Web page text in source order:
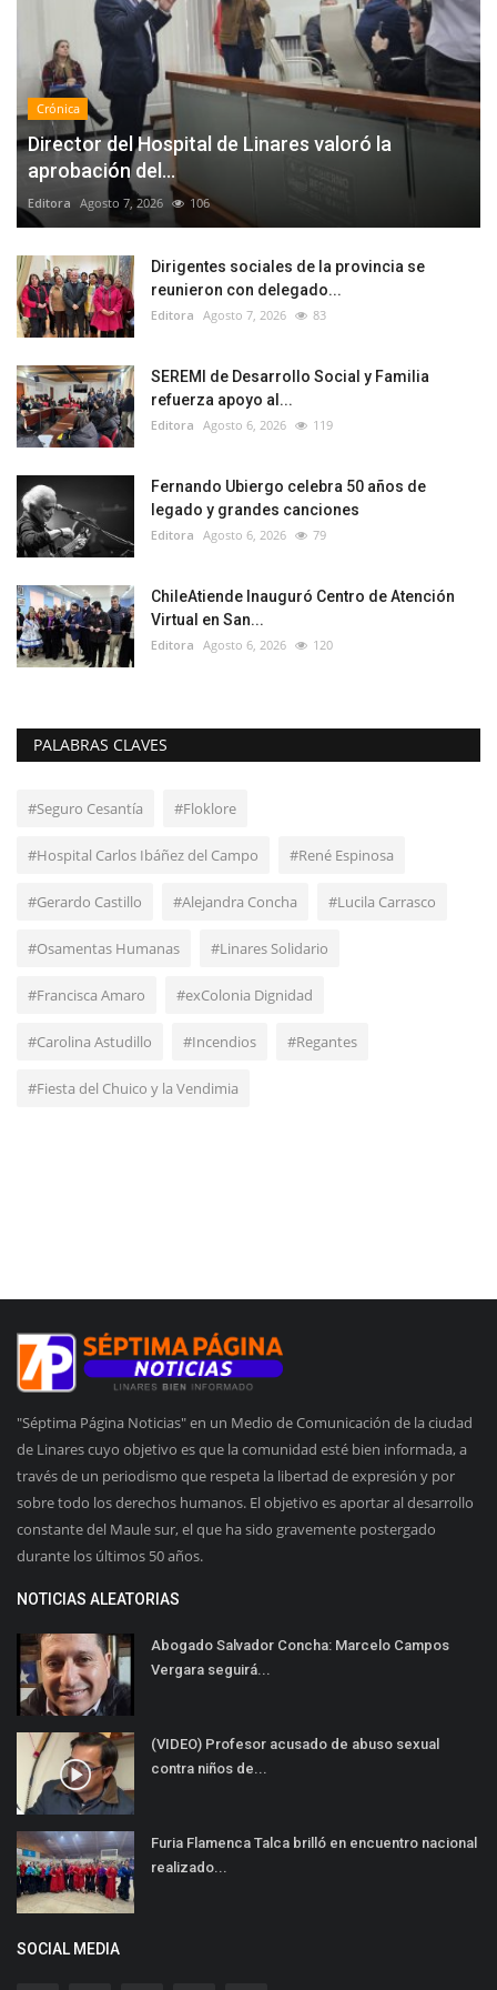
Crónica
Director del Hospital de Linares valoró la
aprobación del...
Editora Agosto 7, 2026 106
Dirigentes sociales de la provincia se
reunieron con delegado...
Editora Agosto 7, 2026 83
SEREMI de Desarrollo Social y Familia
refuerza apoyo al...
Editora Agosto 6, 2026 119
Fernando Ubiergo celebra 50 años de
legado y grandes canciones
Editora Agosto 6, 2026 79
ChileAtiende Inauguró Centro de Atención
Virtual en San...
Editora Agosto 6, 2026 120
PALABRAS CLAVES
#Seguro Cesantía #Floklore
#Hospital Carlos Ibáñez del Campo #René Espinosa
#Gerardo Castillo #Alejandra Concha #Lucila Carrasco
#Osamentas Humanas #Linares Solidario
#Francisca Amaro #exColonia Dignidad
#Carolina Astudillo #Incendios #Regantes
#Fiesta del Chuico y la Vendimia
"Séptima Página Noticias" en un Medio de Comunicación de la ciudad
de Linares cuyo objetivo es que la comunidad esté bien informada, a
través de un periodismo que respeta la libertad de expresión y por
sobre todo los derechos humanos. El objetivo es aportar al desarrollo
constante del Maule sur, el que ha sido gravemente postergado
durante los últimos 50 años.
NOTICIAS ALEATORIAS
Abogado Salvador Concha: Marcelo Campos
Vergara seguirá...
(VIDEO) Profesor acusado de abuso sexual
contra niños de...
Furia Flamenca Talca brilló en encuentro nacional
realizado...
SOCIAL MEDIA